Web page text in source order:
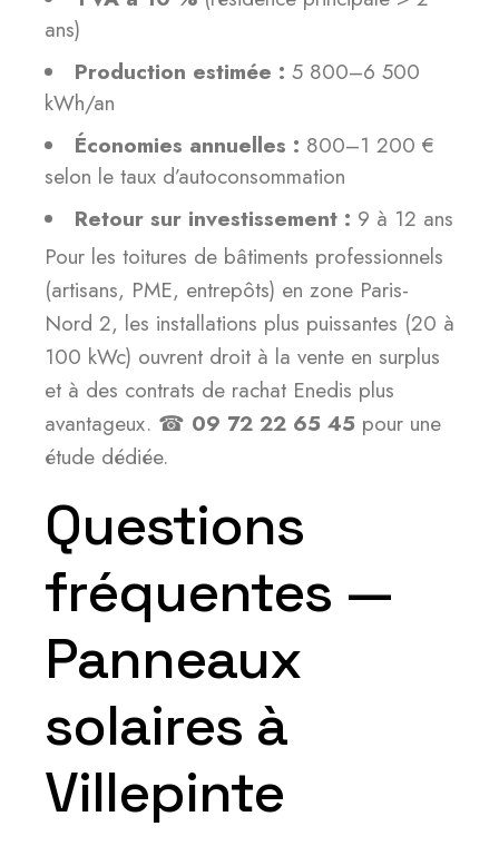
ans)
Production estimée : 5 800–6 500
kWh/an
Économies annuelles : 800–1 200 €
selon le taux d’autoconsommation
Retour sur investissement : 9 à 12 ans
Pour les toitures de bâtiments professionnels
(artisans, PME, entrepôts) en zone Paris-
Nord 2, les installations plus puissantes (20 à
100 kWc) ouvrent droit à la vente en surplus
et à des contrats de rachat Enedis plus
avantageux. ☎ 09 72 22 65 45 pour une
étude dédiée.
Questions
fréquentes —
Panneaux
solaires à
Villepinte